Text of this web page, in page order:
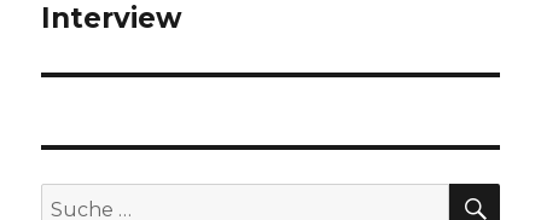
Beitrag:
Interview
Suche